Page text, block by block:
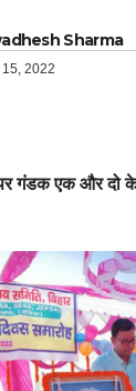
Sharma
2022
गंडक एक और दो के